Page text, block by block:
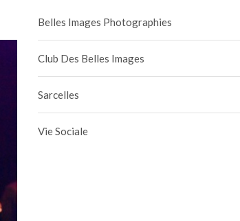
Belles Images Photographies
Club Des Belles Images
Sarcelles
Vie Sociale